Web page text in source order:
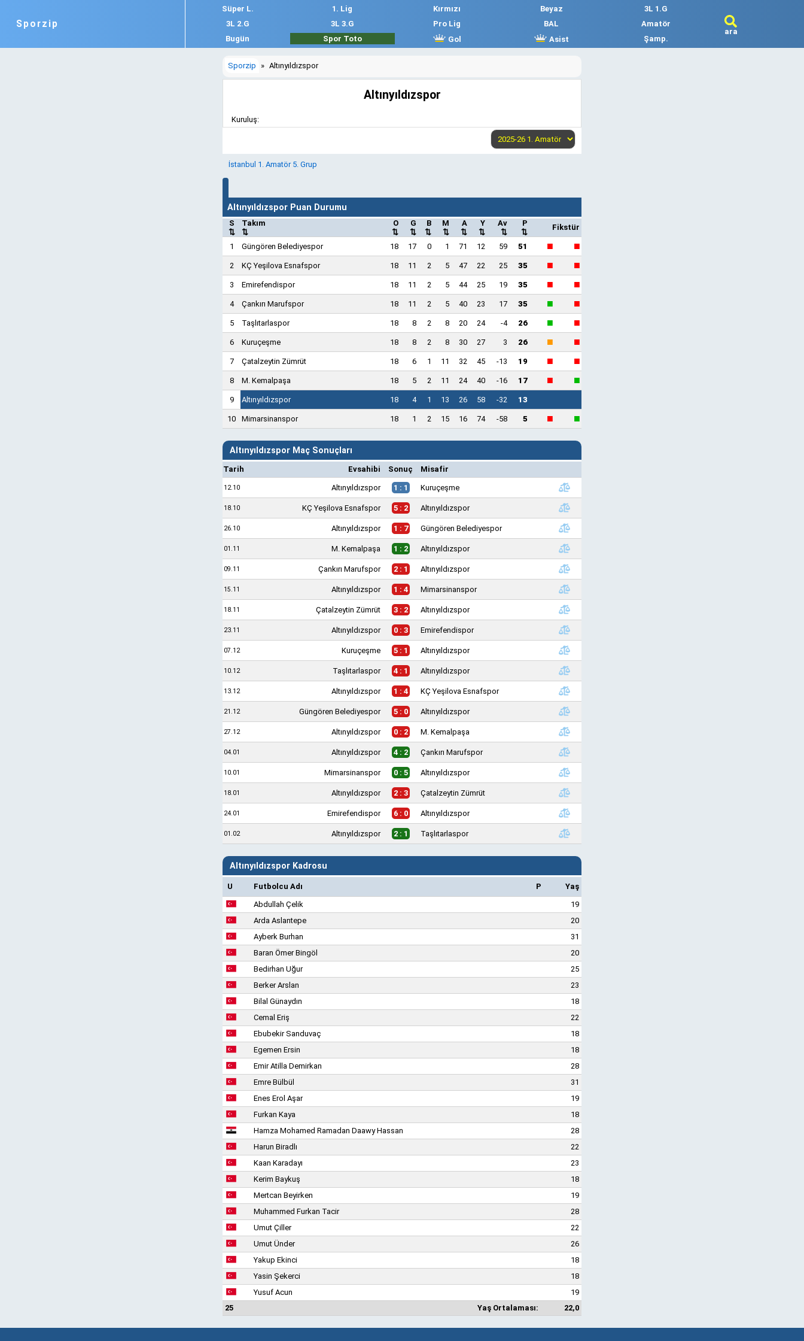
Sporzip
Süper L. 1. Lig Kırmızı Beyaz
3L 1.G
3L 2.G
3L 3.G Pro Lig BAL
Amatör
Bugün
Spor Toto Gol Asist Şamp.
ara
Sporzip » Altınyıldızspor
Altınyıldızspor
Kuruluş:
İstanbul 1. Amatör 5. Grup
Altınyıldızspor Puan Durumu
S
⇅
Takım
⇅
O
⇅
G
⇅
B
⇅
M
⇅
A
⇅
Y
⇅
Av
⇅
P
⇅
Fikstür
1 Güngören Belediyespor 18 17 0 1 71 12 59 51 ■ ■
2 KÇ Yeşilova Esnafspor 18 11 2 5 47 22 25 35 ■ ■
3 Emirefendispor 18 11 2 5 44 25 19 35 ■ ■
4 Çankırı Marufspor 18 11 2 5 40 23 17 35 ■ ■
5 Taşlıtarlaspor 18 8 2 8 20 24 -4 26 ■ ■
6 Kuruçeşme 18 8 2 8 30 27 3 26 ■ ■
7 Çatalzeytin Zümrüt 18 6 1 11 32 45 -13 19 ■ ■
8 M. Kemalpaşa 18 5 2 11 24 40 -16 17 ■ ■
9 Altınyıldızspor 18 4 1 13 26 58 -32 13
10 Mimarsinanspor 18 1 2 15 16 74 -58 5 ■ ■
Altınyıldızspor Maç Sonuçları
Tarih Evsahibi Sonuç Misafir
12.10 Altınyıldızspor 1 : 1 Kuruçeşme
18.10 KÇ Yeşilova Esnafspor 5 : 2 Altınyıldızspor
26.10 Altınyıldızspor 1 : 7 Güngören Belediyespor
01.11 M. Kemalpaşa 1 : 2 Altınyıldızspor
09.11 Çankırı Marufspor 2 : 1 Altınyıldızspor
15.11 Altınyıldızspor 1 : 4 Mimarsinanspor
18.11 Çatalzeytin Zümrüt 3 : 2 Altınyıldızspor
23.11 Altınyıldızspor 0 : 3 Emirefendispor
07.12 Kuruçeşme 5 : 1 Altınyıldızspor
10.12 Taşlıtarlaspor 4 : 1 Altınyıldızspor
13.12 Altınyıldızspor 1 : 4 KÇ Yeşilova Esnafspor
21.12 Güngören Belediyespor 5 : 0 Altınyıldızspor
27.12 Altınyıldızspor 0 : 2 M. Kemalpaşa
04.01 Altınyıldızspor 4 : 2 Çankırı Marufspor
10.01 Mimarsinanspor 0 : 5 Altınyıldızspor
18.01 Altınyıldızspor 2 : 3 Çatalzeytin Zümrüt
24.01 Emirefendispor 6 : 0 Altınyıldızspor
01.02 Altınyıldızspor 2 : 1 Taşlıtarlaspor
Altınyıldızspor Kadrosu
U Futbolcu Adı P
Yaş
Abdullah Çelik
19
Arda Aslantepe
20
Ayberk Burhan
31
Baran Ömer Bingöl
20
Bedirhan Uğur
25
Berker Arslan
23
Bilal Günaydın
18
Cemal Eriş
22
Ebubekir Sanduvaç
18
Egemen Ersin
18
Emir Atilla Demirkan
28
Emre Bülbül
31
Enes Erol Aşar
19
Furkan Kaya
18
Hamza Mohamed Ramadan Daawy Hassan
28
Harun Biradlı
22
Kaan Karadayı
23
Kerim Baykuş
18
Mertcan Beyirken
19
Muhammed Furkan Tacir
28
Umut Çiller
22
Umut Ünder
26
Yakup Ekinci
18
Yasin Şekerci
18
Yusuf Acun
19
25
Yaş Ortalaması: 22,0